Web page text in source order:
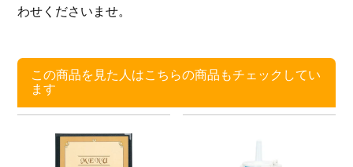
わせくださいませ。
この商品を見た人はこちらの商品もチェックしてい
ます